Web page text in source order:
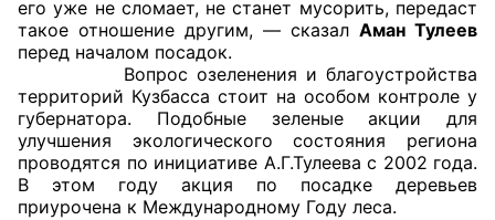
Члены ОП КО
Документы ОП КО
Регламент ОП КО
Кодекс этики ОП КО
его уже не сломает, не станет мусорить, передаст
такое отношение другим, — сказал Аман Тулеев
перед началом посадок.
Вопрос озеленения и благоустройства
территорий Кузбасса стоит на особом контроле у
губернатора. Подобные зеленые акции для
улучшения экологического состояния региона
проводятся по инициативе А.Г.Тулеева с 2002 года.
В этом году акция по посадке деревьев
приурочена к Международному Году леса.